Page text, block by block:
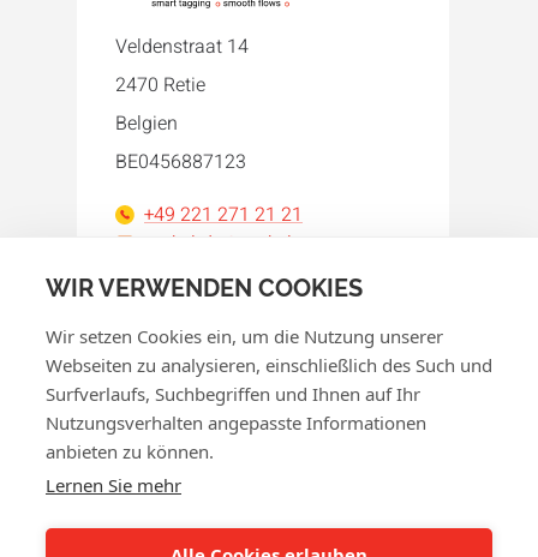
WIR VERWENDEN COOKIES
Wir setzen Cookies ein, um die Nutzung unserer
Webseiten zu analysieren, einschließlich des Such und
Surfverlaufs, Suchbegriffen und Ihnen auf Ihr
Nutzungsverhalten angepasste Informationen
anbieten zu können.
Lernen Sie mehr
Veldenstraat 14
2470 Retie
Belgien
BE0456887123
+49 221 271 21 21
orakel-de@orakel.com
Cookie-Richtlinie